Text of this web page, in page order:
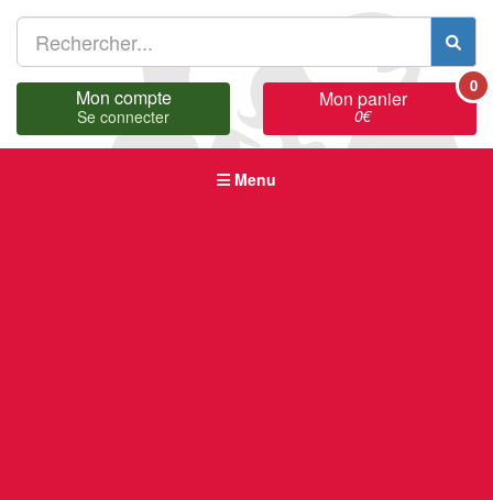
Mon compte
Se connecter
Mon panier
0€
0
Menu